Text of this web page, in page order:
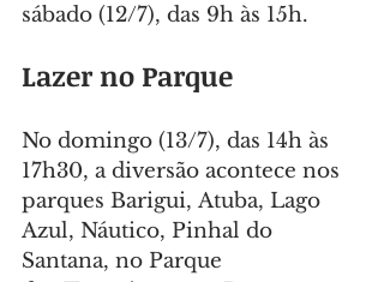
sábado (12/7), das 9h às 15h.
Lazer no Parque
No domingo (13/7), das 14h às
17h30, a diversão acontece nos
parques Barigui, Atuba, Lago
Azul, Náutico, Pinhal do
Santana, no Parque